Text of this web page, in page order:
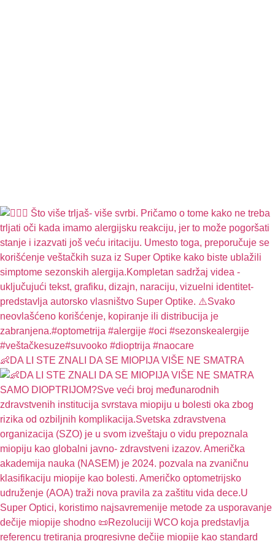
👶DA LI STE ZNALI DA SE MIOPIJA VIŠE NE SMATRA